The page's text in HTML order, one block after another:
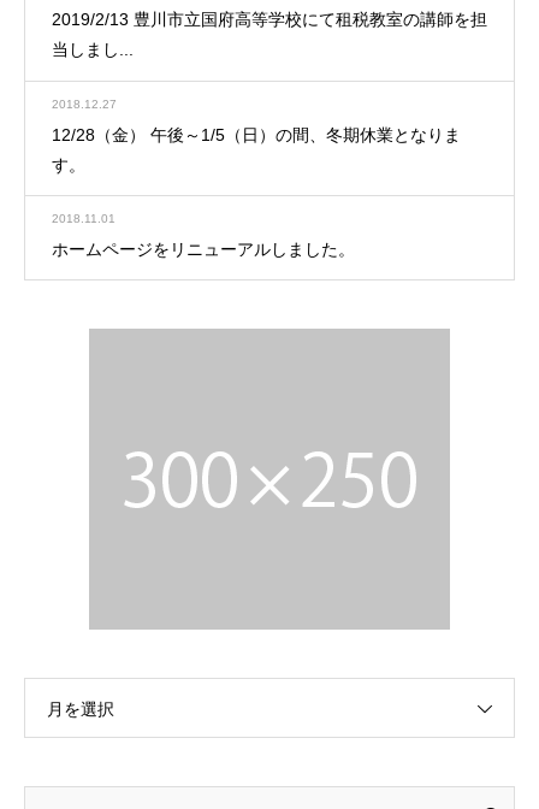
2019/2/13 豊川市立国府高等学校にて租税教室の講師を担
当しまし...
2018.12.27
12/28（金） 午後～1/5（日）の間、冬期休業となりま
す。
2018.11.01
ホームページをリニューアルしました。
月を選択